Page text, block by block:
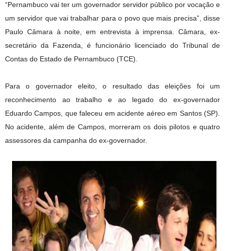
“Pernambuco vai ter um governador servidor público por vocação e
um servidor que vai trabalhar para o povo que mais precisa”, disse
Paulo Câmara à noite, em entrevista à imprensa. Câmara, ex-
secretário da Fazenda, é funcionário licenciado do Tribunal de
Contas do Estado de Pernambuco (TCE).
Para o governador eleito, o resultado das eleições foi um
reconhecimento ao trabalho e ao legado do ex-governador
Eduardo Campos, que faleceu em acidente aéreo em Santos (SP).
No acidente, além de Campos, morreram os dois pilotos e quatro
assessores da campanha do ex-governador.